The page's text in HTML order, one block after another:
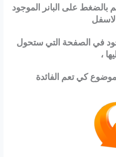
بالضغط على البانر الموجود
في الصفحة التي ستحول
،
كي تعم الفائدة